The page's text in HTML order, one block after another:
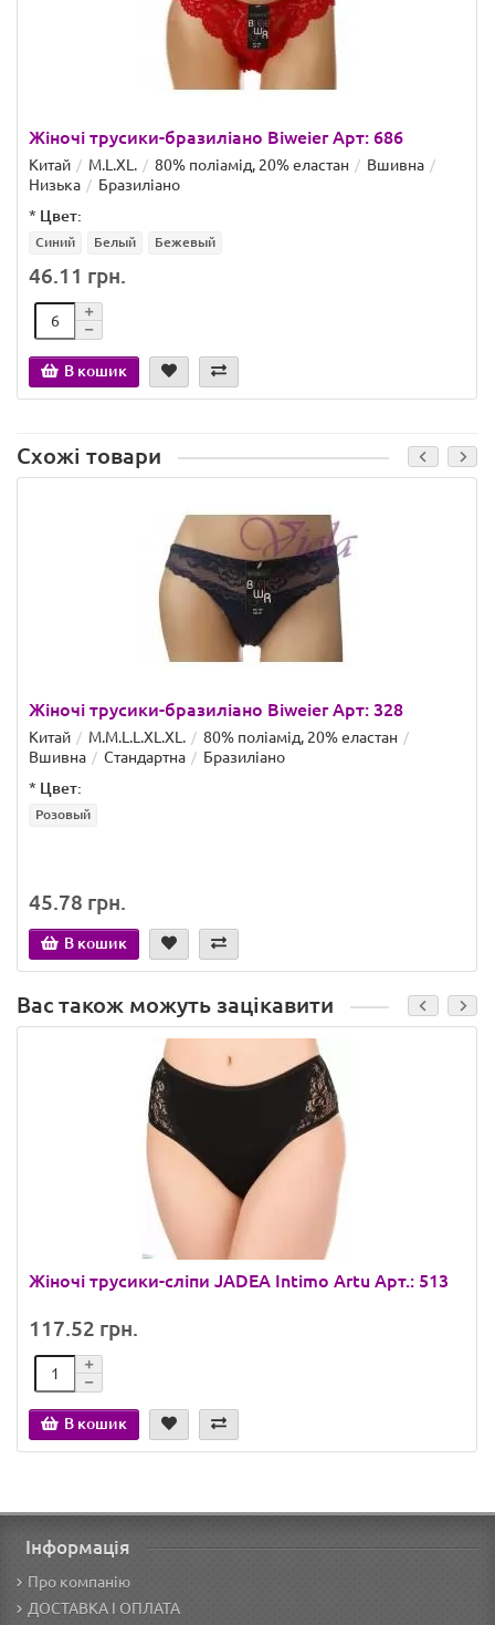
Жіночі трусики-бразиліано Biweier Арт: 686
Китай M.L.XL. 80% поліамід, 20% еластан
Вшивна
Низька
Бразиліано
* Цвет:
Синий Белый Бежевый
46.11 грн.
В кошик
Схожі товари
Жіночі трусики-бразиліано Biweier Арт: 328
Китай M.M.L.L.XL.XL.
80% поліамід, 20% еластан
Вшивна
Стандартна
Бразиліано
* Цвет:
Розовый
45.78 грн.
В кошик
Вас також можуть зацікавити
Жіночі трусики-сліпи JADEA Intimo Artu Арт.: 513
117.52 грн.
В кошик
Інформація
Про компанію
ДОСТАВКА І ОПЛАТА